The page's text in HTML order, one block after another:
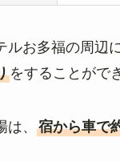
ルお多福の周辺に
をすることがで
、 宿から車で